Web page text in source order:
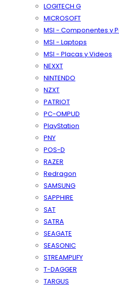
LOGITECH G
MICROSOFT
MSI - Componentes y
MSI - Laptops
MSI - Placas y Videos
NEXXT
NINTENDO
NZXT
PATRIOT
PC-OMPUD
PlayStation
PNY
POS-D
RAZER
Redragon
SAMSUNG
SAPPHIRE
SAT
SATRA
SEAGATE
SEASONIC
STREAMPLIFY
T-DAGGER
TARGUS